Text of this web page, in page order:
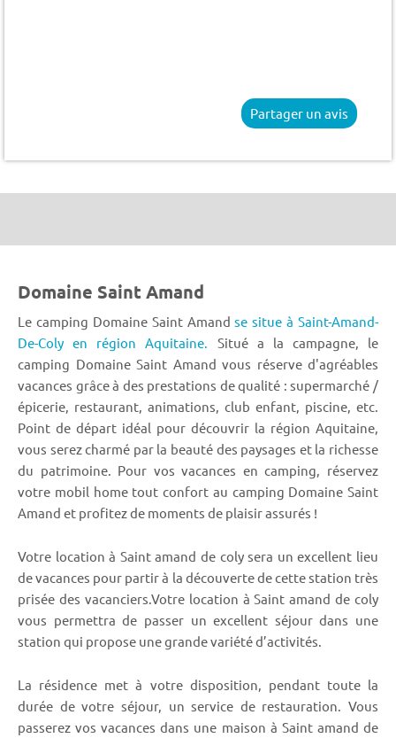
Partager un avis
Domaine Saint Amand
Le camping Domaine Saint Amandse situe à Saint-Amand-
De-Coly en région Aquitaine.
Situé a la campagne, le
camping Domaine Saint Amand vous réserve d'agréables
vacances grâce à des prestations de qualité : supermarché /
épicerie, restaurant, animations, club enfant, piscine, etc.
Point de départ idéal pour découvrir la région Aquitaine,
vous serez charmé par la beauté des paysages et la richesse
du patrimoine. Pour vos vacances en camping, réservez
votre mobil home tout confort au camping Domaine Saint
Amand et profitez de moments de plaisir assurés !
Votre location à Saint amand de coly sera un excellent lieu
de vacances pour partir à la découverte de cette station très
prisée des vacanciers.Votre location à Saint amand de coly
vous permettra de passer un excellent séjour dans une
station qui propose une grande variété d’activités.
La résidence met à votre disposition, pendant toute la
durée de votre séjour, un service de restauration. Vous
passerez vos vacances dans une maison à Saint amand de